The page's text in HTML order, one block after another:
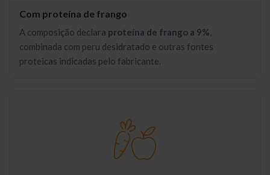
Com proteína de frango
A composição declara proteína de frango a 9%
combinada com peru desidratado e outras fontes
proteicas indicadas pelo fabricante.